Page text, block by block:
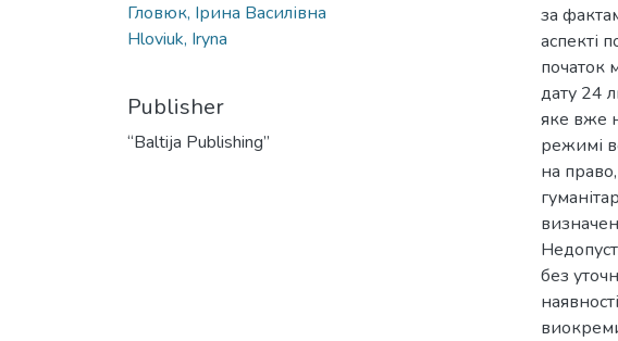
Гловюк, Ірина Василівна
Hloviuk, Iryna
Publisher
“Baltija Publishing”
за
аспекті
початок
дату 24
яке вже
режимі
на
без